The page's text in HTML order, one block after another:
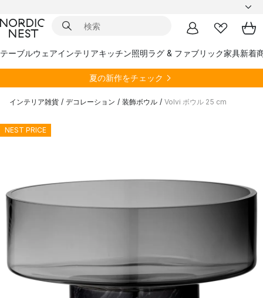
テーブルウェアインテリアキッチン照明ラグ & ファブリック家具新着
夏の新作をチェック
インテリア雑貨 / デコレーション / 装飾ボウル / Volvi ボウル 25 cm
NEST PRICE